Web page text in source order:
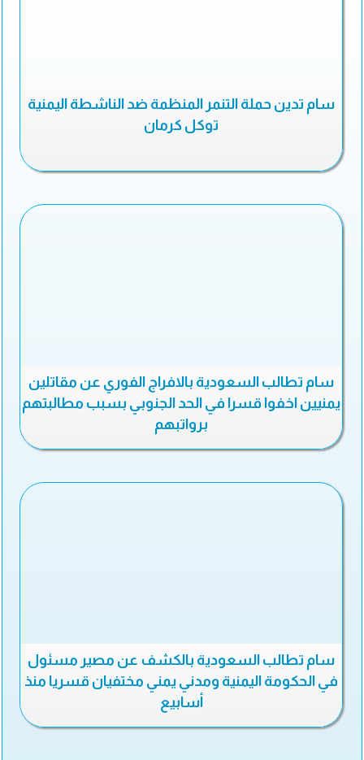
سام تدين حملة التنمر المنظمة ضد الناشطة اليمنية
توكل كرمان
سام تطالب السعودية بالافراج الفوري عن مقاتلين
يمنيين اخفوا قسرا في الحد الجنوبي بسبب مطالبتهم
برواتبهم
سام تطالب السعودية بالكشف عن مصير مسئول
في الحكومة اليمنية ومدني يمني مختفيان قسريا منذ
أسابيع